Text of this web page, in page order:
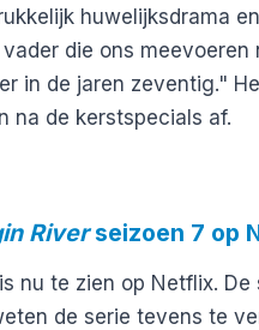
huwelijksdrama
die ons meevoeren
in de jaren zeventig."
na de kerstspecials af.
Riverseizoen 7 op
nu te zien op Netflix.
de serie tevens te